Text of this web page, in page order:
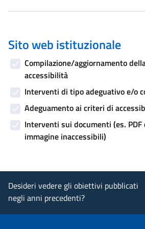
Sito web istituzionale
Compilazione/aggiornamento
accessibilità
Interventi di tipo adeguativo e/o
Adeguamento ai criteri di
Interventi sui documenti (es.
immagine inaccessibili)
Desideri vedere gli obiettivi pubblicati
negli anni precedenti?